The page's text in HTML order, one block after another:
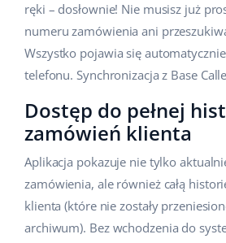
ręki – dosłownie! Nie musisz już
numeru zamówienia ani
Wszystko pojawia się
telefonu. Synchronizacja z Base
Dostęp do pełnej
zamówień klienta
Aplikacja pokazuje nie tylko
zamówienia, ale również całą
klienta (które nie zostały
archiwum). Bez wchodzenia do